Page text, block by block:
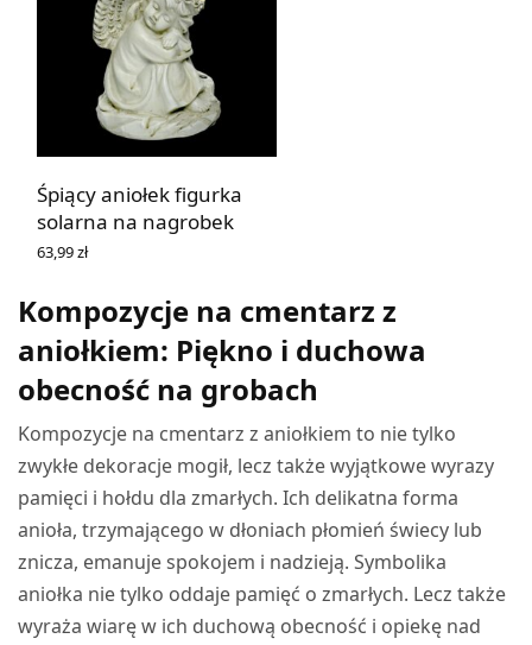
Śpiący aniołek figurka
solarna na nagrobek
63,99zł
Kompozycje na cmentarz z
aniołkiem: Piękno i duchowa
obecność na grobach
Kompozycje na cmentarz z aniołkiem to nie tylko
zwykłe dekoracje mogił, lecz także wyjątkowe wyrazy
pamięci i hołdu dla zmarłych. Ich delikatna forma
anioła, trzymającego w dłoniach płomień świecy lub
znicza, emanuje spokojem i nadzieją. Symbolika
aniołka nie tylko oddaje pamięć o zmarłych. Lecz także
wyraża wiarę w ich duchową obecność i opiekę nad